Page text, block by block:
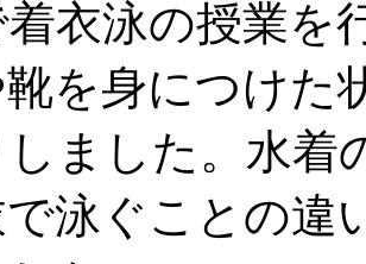
衣泳の授業を
を身につけた
ました。水着
泳ぐことの違